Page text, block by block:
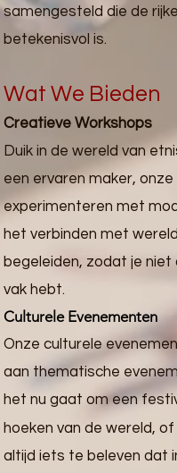
samengesteld die de
betekenisvol is.
Wat We Bieden
Creatieve Workshops
Duik in de wereld van
een ervaren maker,
experimenteren met
het verbinden met
begeleiden, zodat je
vak hebt.
Culturele Evenementen
Onze culturele
aan thematische
het nu gaat om een
hoeken van de wereld,
altijd iets te beleven dat